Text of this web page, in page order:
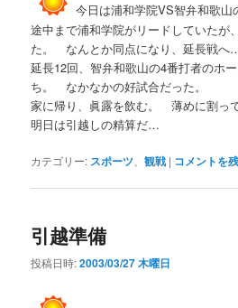
今日は浦和学院VS智弁和歌山
途中まで浦和学院がリードしていたが
た。 なんとか同点になり、延長戦へ
延長12回、智弁和歌山の4番打者のホ
ち。 なかなかの好試合だった。
家に帰り、眞露を飲む。 薄めに割っ
明日は引越しの精算だ…
カテゴリー: スポーツ 、観戦 | コメントを
引越準備
投稿日時:2003/03/27 木曜日